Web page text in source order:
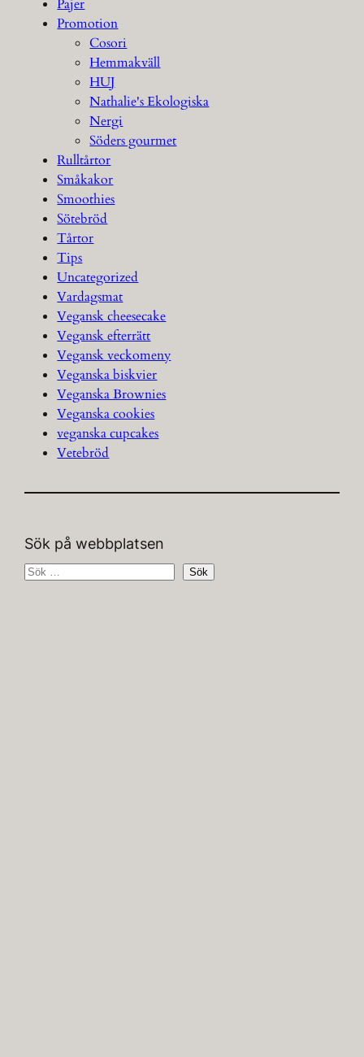
Pajer
Promotion
Cosori
Hemmakväll
HUJ
Nathalie's Ekologiska
Nergi
Söders gourmet
Rulltårtor
Småkakor
Smoothies
Sötebröd
Tårtor
Tips
Uncategorized
Vardagsmat
Vegansk cheesecake
Vegansk efterrätt
Vegansk veckomeny
Veganska biskvier
Veganska Brownies
Veganska cookies
veganska cupcakes
Vetebröd
Sök på webbplatsen
S
Sök